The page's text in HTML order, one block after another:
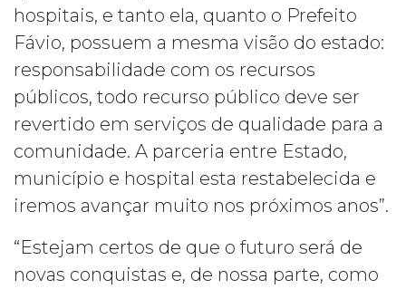
hospitais, e tanto ela, quanto o Prefeito
Fávio, possuem a mesma visão do estado:
responsabilidade com os recursos
públicos, todo recurso público deve ser
revertido em serviços de qualidade para a
comunidade. A parceria entre Estado,
município e hospital esta restabelecida e
iremos avançar muito nos próximos anos”.
“Estejam certos de que o futuro será de
novas conquistas e, de nossa parte, como